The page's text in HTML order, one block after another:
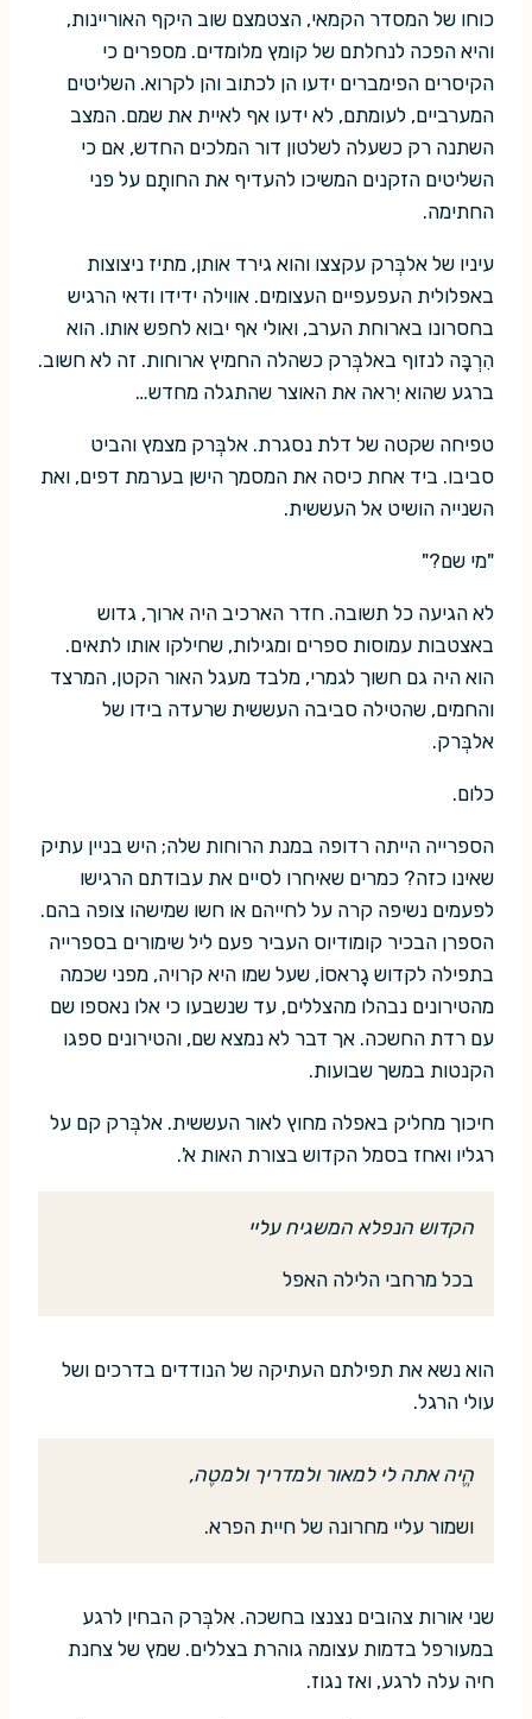
כוחו של המסדר הקמאי, הצטמצם שוב היקף האוריינות,
והיא הפכה לנחלתם של קומץ מלומדים. מספרים כי
הקיסרים הפימברים ידעו הן לכתוב והן לקרוא. השליטים
המערביים, לעומתם, לא ידעו אף לאיית את שמם. המצב
השתנה רק כשעלה לשלטון דור המלכים החדש, אם כי
השליטים הזקנים המשיכו להעדיף את החותָם על פני
החתימה.
עיניו של אלבְּרק עקצצו והוא גירד אותן, מתיז ניצוצות
באפלולית העפעפיים העצומים. אווילה ידידו ודאי הרגיש
בחסרונו בארוחת הערב, ואולי אף יבוא לחפש אותו. הוא
הִרְבָּה לנזוף באלבְּרק כשהלה החמיץ ארוחות. זה לא חשוב.
ברגע שהוא יִראה את האוצר שהתגלה מחדש…
טפיחה שקטה של דלת נסגרת. אלבְּרק מצמץ והביט
סביבו. ביד אחת כיסה את המסמך הישן בערמת דפים, ואת
השנייה הושיט אל העששית.
"מי שם?"
לא הגיעה כל תשובה. חדר הארכיב היה ארוך, גדוש
באצטבות עמוסות ספרים ומגילות, שחילקו אותו לתאים.
הוא היה גם חשוך לגמרי, מלבד מעגל האור הקטן, המרצד
והחמים, שהטילה סביבה העששית שרעדה בידו של
אלבְּרק.
כלום.
הספרייה הייתה רדופה במנת הרוחות שלה; היש בניין עתיק
שאינו כזה? כמרים שאיחרו לסיים את עבודתם הרגישו
לפעמים נשיפה קרה על לחייהם או חשו שמישהו צופה בהם.
הספרן הבכיר קומודיוס העביר פעם ליל שימורים בספרייה
בתפילה לקדוש גָראסוֹ, שעל שמו היא קרויה, מפני שכמה
מהטירונים נבהלו מהצללים, עד שנשבעו כי אלו נאספו שם
עם רדת החשכה. אך דבר לא נמצא שם, והטירונים ספגו
הקנטות במשך שבועות.
חיכוך מחליק באפלה מחוץ לאור העששית. אלבְּרק קם על
רגליו ואחז בסמל הקדוש בצורת האות א'.
הקדוש הנפלא המשגיח עליי
בכל מרחבי הלילה האפל
הוא נשא את תפילתם העתיקה של הנודדים בדרכים ושל
עולי הרגל.
הֱיה אתה לי למאור ולמדריך ולמטֶה,
ושמור עליי מחרונה של חיית הפרא.
שני אורות צהובים נצנצו בחשכה. אלבְּרק הבחין לרגע
במעורפל בדמות עצומה גוהרת בצללים. שמץ של צחנת
חיה עלה לרגע, ואז נגוז.